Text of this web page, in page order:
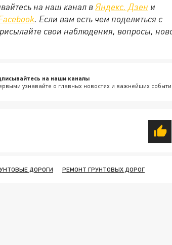
на наш канал вЯндекс. Дзен и
. Если вам есть чем поделиться с
свои наблюдения, вопросы,
на наши каналы
узнавайте о главных новостях и важнейших
ДОРОГИ РЕМОНТ ГРУНТОВЫХ ДОРОГ